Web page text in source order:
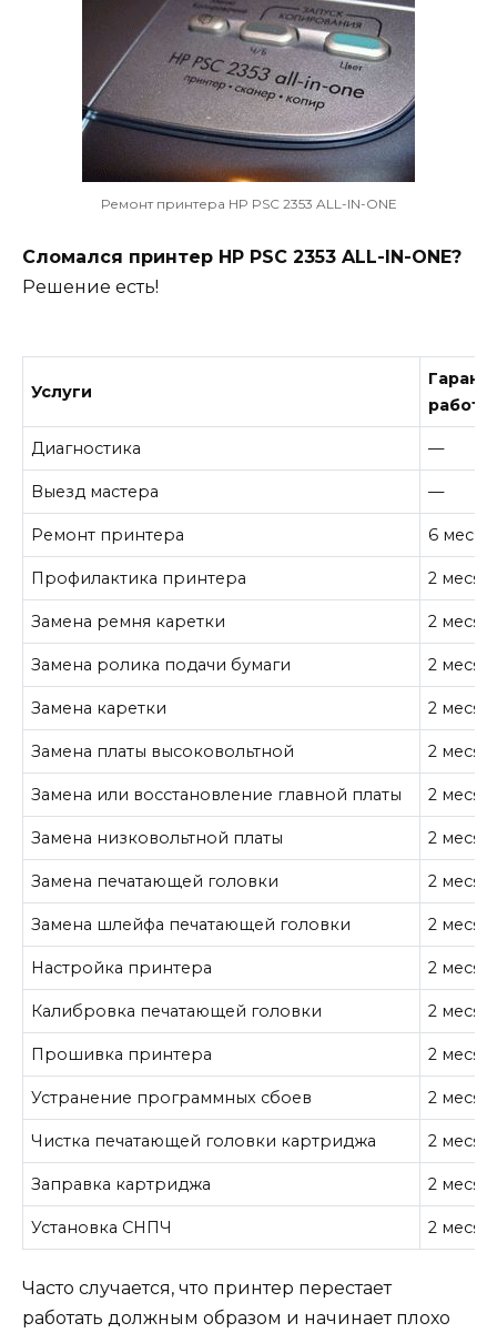
Ремонт принтера HP PSC 2353 ALL-IN-ONE
Сломался принтер HP PSC 2353 ALL-IN-ONE?
Решение есть!
Услуги
работу
Диагностика —
Выезд мастера —
Ремонт принтера 6
Профилактика принтера 2
Замена ремня каретки 2
Замена ролика подачи бумаги 2
Замена каретки 2
Замена платы высоковольтной 2
Замена или восстановление главной платы 2
Замена низковольтной платы 2
Замена печатающей головки 2
Замена шлейфа печатающей головки 2
Настройка принтера 2
Калибровка печатающей головки 2
Прошивка принтера 2
Устранение программных сбоев 2
Чистка печатающей головки картриджа 2
Заправка картриджа 2
Установка СНПЧ 2
Часто случается, что принтер перестает
работать должным образом и начинает плохо